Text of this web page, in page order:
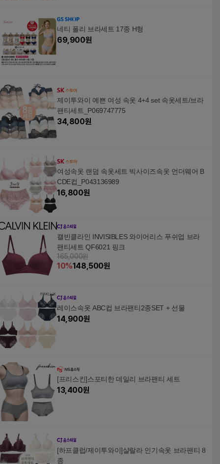
네티 폴리 브라세트 17종 H형
69,900원
제이투와이 예쁜 여성 속옷 4+4 set 속옷세트/브라
팬티세트_P069747775
34,800원
여성속옷 랜덤 속옷세트 빅사이즈속옷 언더웨어 B
CDE컵_P043136989
16,800원
캘빈클라인 INVISIBLES 와이어리스 푸쉬업 브라
팬티세트 QF6021 핑크
165,000원
10%148,500원
레이스속옷 ABC컵 브라팬티2종SET + 선물
14,900원
[프리스킨]스포티한 데일리 브라팬티 세트
13,400원
[하프클럽/제이투와이]샬랄라 인기속옷 브라팬티 8
종